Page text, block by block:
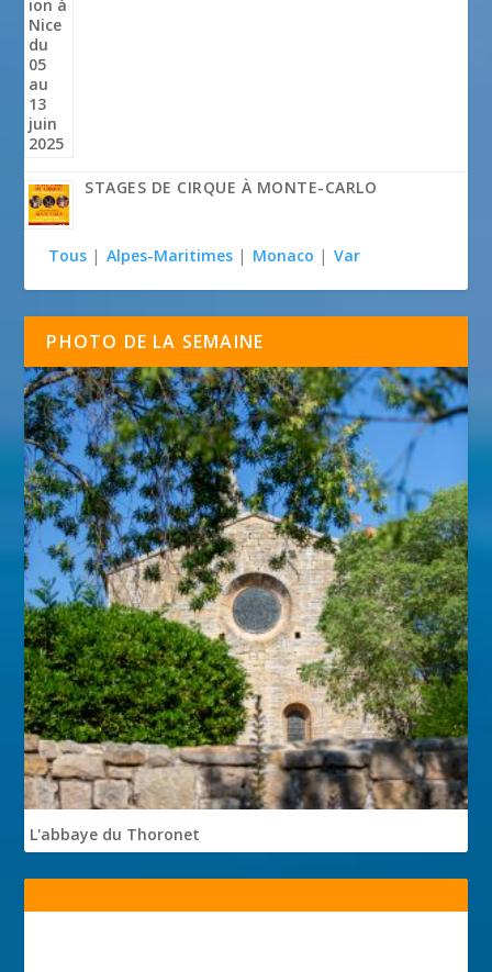
STAGES DE CIRQUE À MONTE-CARLO
Tous | Alpes-Maritimes | Monaco | Var
PHOTO DE LA SEMAINE
L'abbaye du Thoronet